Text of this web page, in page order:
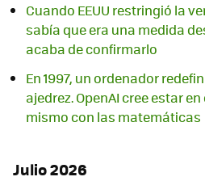
Cuando EEUU restringió la
sabía que era una medida
acaba de confirmarlo
En 1997, un ordenador
ajedrez. OpenAI cree estar
mismo con las matemáticas
Julio 2026